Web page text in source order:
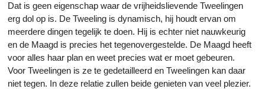
Dat is geen eigenschap waar de vrijheidslievende Tweelingen
erg dol op is. De Tweeling is dynamisch, hij houdt ervan om
meerdere dingen tegelijk te doen. Hij is echter niet nauwkeurig
en de Maagd is precies het tegenovergestelde. De Maagd heeft
voor alles haar plan en weet precies wat er moet gebeuren.
Voor Tweelingen is ze te gedetailleerd en Tweelingen kan daar
niet tegen. In deze relatie zullen beide genieten van veel plezier.